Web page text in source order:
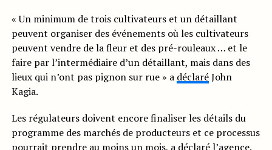
« Un minimum de trois cultivateurs et un détaillant
peuvent organiser des événements où les cultivateurs
peuvent vendre de la fleur et des pré-rouleaux … et le
faire par l’intermédiaire d’un détaillant, mais dans des
lieux qui n’ont pas pignon sur rue » a déclaréJohn
Kagia.
Les régulateurs doivent encore finaliser les détails du
programme des marchés de producteurs et ce processus
pourrait prendre au moins un mois, a déclaré l’agence.